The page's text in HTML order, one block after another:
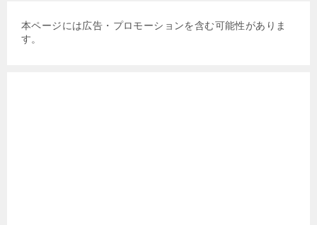
本ページには広告・プロモーションを含む可能性がありま
す。